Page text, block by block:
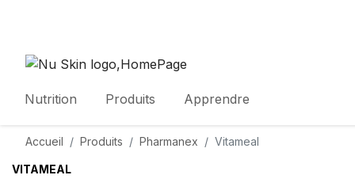
Nutrition Produits Apprendre
Accueil Produits Pharmanex Vitameal
VITAMEAL